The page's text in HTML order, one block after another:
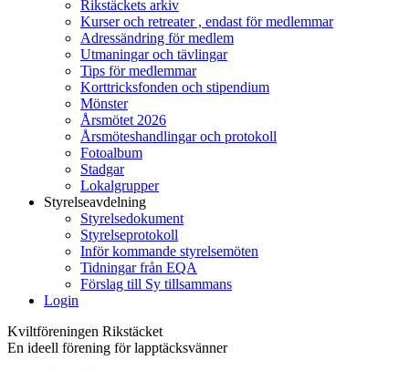
Rikstäckets arkiv
Kurser och retreater , endast för medlemmar
Adressändring för medlem
Utmaningar och tävlingar
Tips för medlemmar
Korttricksfonden och stipendium
Mönster
Årsmötet 2026
Årsmöteshandlingar och protokoll
Fotoalbum
Stadgar
Lokalgrupper
Styrelseavdelning
Styrelsedokument
Styrelseprotokoll
Inför kommande styrelsemöten
Tidningar från EQA
Förslag till Sy tillsammans
Login
Kviltföreningen Rikstäcket
En ideell förening för lapptäcksvänner